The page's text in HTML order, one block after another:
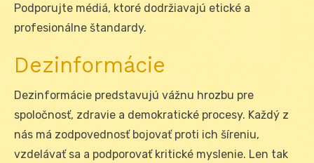
Podporujte médiá, ktoré dodržiavajú etické a
profesionálne štandardy.
Dezinformácie
Dezinformácie predstavujú vážnu hrozbu pre
spoločnosť, zdravie a demokratické procesy. Každý z
nás má zodpovednosť bojovať proti ich šíreniu,
vzdelávať sa a podporovať kritické myslenie. Len tak